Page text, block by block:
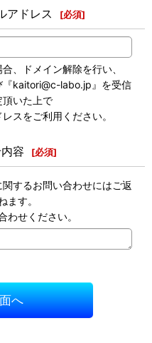
アドレス [必須]
、ドメイン解除を行い、
『kaitori@c-labo.jp』を受信
頂いた上で
スをご利用ください。
容 [必須]
するお問い合わせにはご返
ます。
わせください。
へ